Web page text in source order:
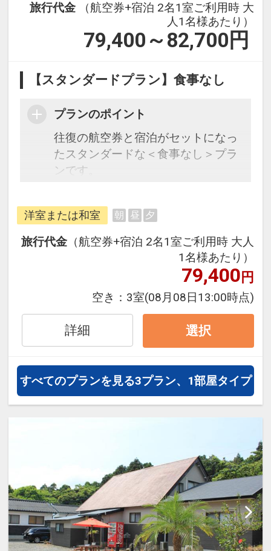
旅行代金
（航空券+宿泊 2名1室ご利用時 大
人1名様あたり）
79,400～82,700 円
【スタンダードプラン】食事なし
プランのポイント
往復の航空券と宿泊がセットになっ
たスタンダードな＜食事なし＞プラ
ンです。
フライトと宿泊を自由に組み合わせ
できるダイナミックパッケージだか
ら、一都市滞在はもちろん周遊旅行
にも最適！
旅行期間中の1泊だけの宿泊や延
泊・飛び泊なども自由自在です。
フライトは、安心のJAL（または
JALグループ）確約！フライトマイ
ル50%貯まります。
オプションでレンタカーや現地交
通・体験プランなどの追加（同時予
約）が可能なプランもございます。
洋室または和室 朝 昼 夕
旅行代金 （航空券+宿泊 2名1室ご利用時 大人
1名様あたり）
79,400円
空き： 3室(08月08日13:00時点)
詳細 選択
すべてのプランを見る3プラン、1部屋タイプ